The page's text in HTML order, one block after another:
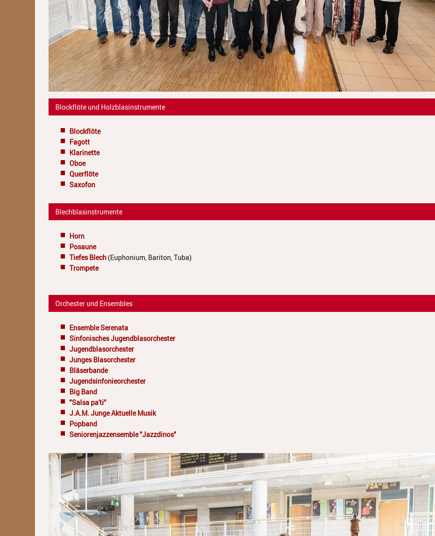
Blockflöte und Holzblasinstrumente
Blockflöte
Fagott
Klarinette
Oboe
Querflöte
Saxofon
Blechblasinstrumente
Horn
Posaune
Tiefes Blech(Euphonium, Bariton, Tuba)
Trompete
Orchester und Ensembles
Ensemble Serenata
Sinfonisches Jugendblasorchester
Jugendblasorchester
Junges Blasorchester
Bläserbande
Jugendsinfonieorchester
Big Band
"Salsa pa'ti"
J.A.M. Junge Aktuelle Musik
Popband
Seniorenjazzensemble "Jazzdinos"